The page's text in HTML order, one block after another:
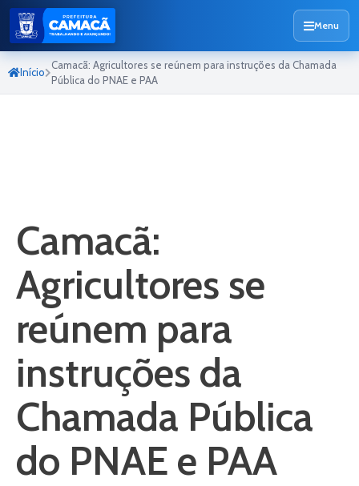
Menu
Início
Camacã: Agricultores se reúnem para instruções da Chamada
Pública do PNAE e PAA
Camacã:
Agricultores se
reúnem para
instruções da
Chamada Pública
do PNAE e PAA